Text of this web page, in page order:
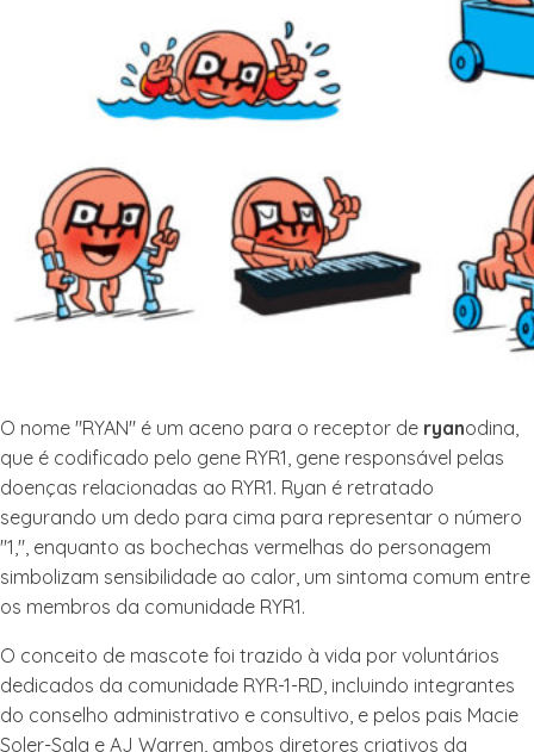
O nome "RYAN" é um aceno para o receptor de ryanodina,
que é codificado pelo gene RYR1, gene responsável pelas
doenças relacionadas ao RYR1. Ryan é retratado
segurando um dedo para cima para representar o número
"1,", enquanto as bochechas vermelhas do personagem
simbolizam sensibilidade ao calor, um sintoma comum entre
os membros da comunidade RYR1.
O conceito de mascote foi trazido à vida por voluntários
dedicados da comunidade RYR-1-RD, incluindo integrantes
do conselho administrativo e consultivo, e pelos pais Macie
Soler-Sala e AJ Warren, ambos diretores criativos da